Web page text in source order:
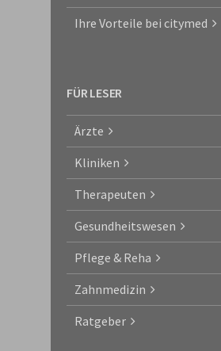
Ihre Vorteile bei citymed
FÜR LESER
Ärzte
Kliniken
Therapeuten
Gesundheitswesen
Pflege & Reha
Zahnmedizin
Ratgeber